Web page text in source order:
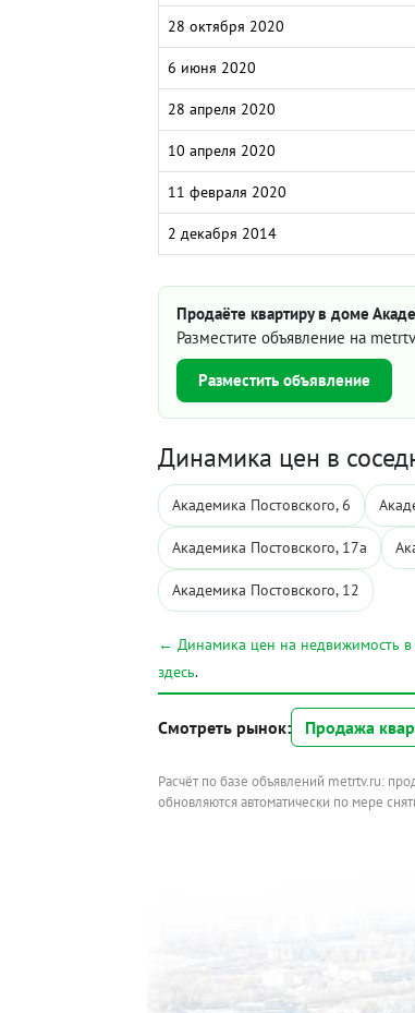
28 октября 2020
6 июня 2020
28 апреля 2020
10 апреля 2020
11 февраля 2020
2 декабря 2014
Продаёте квартиру в доме
Разместите объявление на
Разместить объявление
Динамика цен в
Академика Постовского, 6
Академика Постовского, 17а
Академика Постовского, 12
← Динамика цен на недвижимость в
здесь.
Смотреть рынок: Продажа
Расчёт по базе объявлений metrtv.ru:
обновляются автоматически по мере